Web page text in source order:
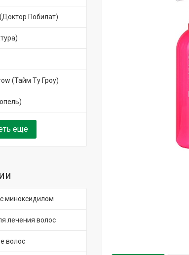
Побилат)
(Тайм Ту Гроу)
еще
миноксидилом
лечения волос
волос